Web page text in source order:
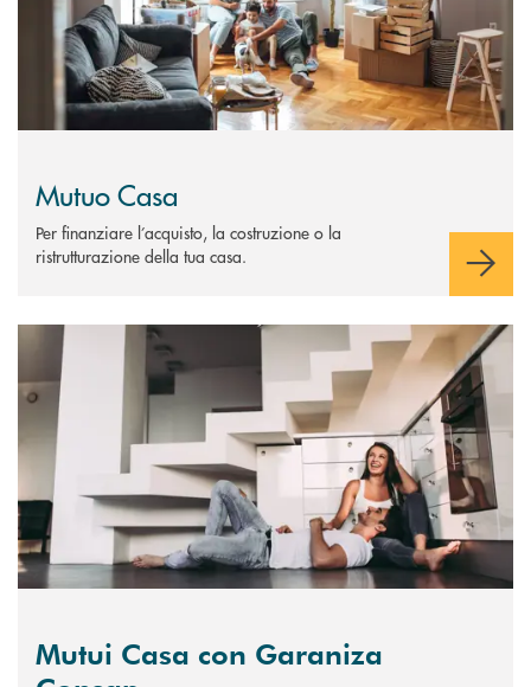
Mutuo Casa
Per finanziare l’acquisto, la costruzione o la
ristrutturazione della tua casa.
Scopri di più Mutui Casa con Garaniza Consap
Mutui Casa con Garaniza